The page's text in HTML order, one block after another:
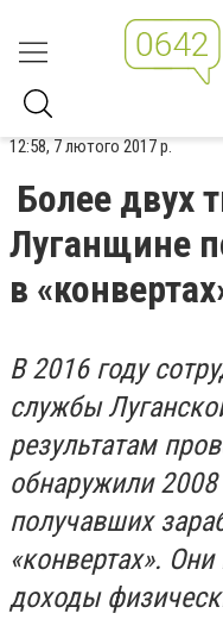
12:58, 7 лютого 2017 р.
Более двух
Луганщине
в
В 2016 году
службы
результатам
обнаружили
получавших
«конвертах».
доходы